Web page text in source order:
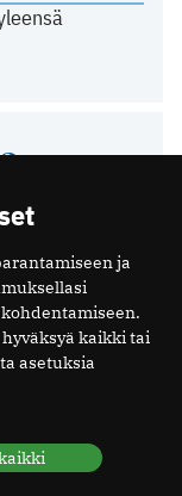
aiheuttamista
hyviä
hyvin
ja
hyväksyä kaikki tai
asetuksia